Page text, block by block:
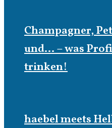
Champagner,
und… – was
trinken!
haebel meets